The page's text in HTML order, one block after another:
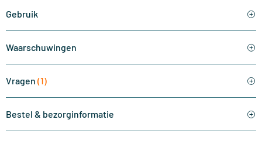
Gebruik
Waarschuwingen
Vragen (1)
Bestel & bezorginformatie